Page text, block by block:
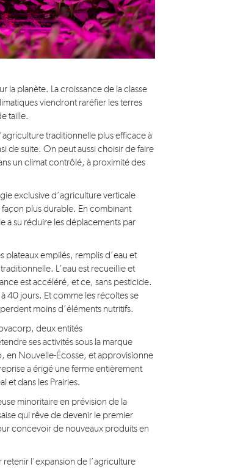
la planète. La croissance de la classe
viendront raréfier les terres
taille.
traditionnelle plus efficace à
de suite. On peut aussi choisir de faire
un climat contrôlé, à proximité des
exclusive d’agriculture verticale
façon plus durable. En combinant
a su réduire les déplacements par
plateaux empilés, remplis d’eau et
L’eau est recueillie et
est accéléré, et ce, sans pesticide.
40 jours. Et comme les récoltes se
moins d’éléments nutritifs.
deux entités
ses activités sous la marque
en Nouvelle-Écosse, et approvisionne
a érigé une ferme entièrement
et dans les Prairies.
minoritaire en prévision de la
qui rêve de devenir le premier
concevoir de nouveaux produits en
l’expansion de l’agriculture